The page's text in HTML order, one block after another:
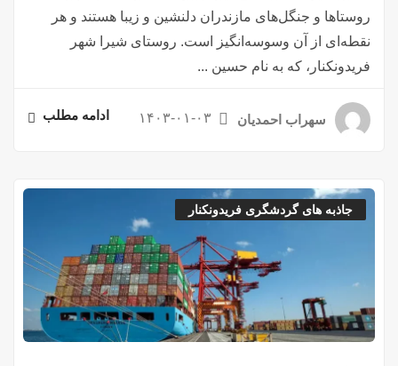
روستاها و جنگل‌های مازندران دلنشین و زیبا هستند و هر
نقطه‌ای از آن وسوسه‌انگیز است. روستای شیرا شهر
فریدونکنار، که به نام حسین ...
سهراب احمدیان ۱۴۰۳-۰۱-۰۳ ادامه مطلب
جاذبه های گردشگری فریدونکنار